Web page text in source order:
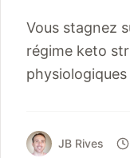
Vous stagnez
régime keto
JB Rives